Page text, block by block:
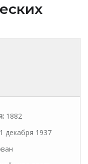
1882
декабря 1937